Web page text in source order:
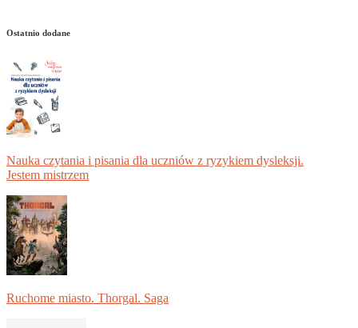
Ostatnio dodane
Nauka czytania i pisania dla uczniów z ryzykiem dysleksji.
Jestem mistrzem
Ruchome miasto. Thorgal. Saga